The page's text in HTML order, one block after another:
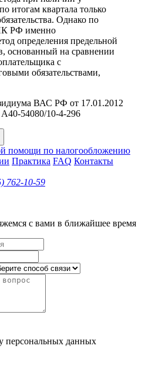
итогам квартала только
Однако по
РФ именно
определения предельной
основанный на сравнении
с
обязательствами,
ВАС РФ от 17.01.2012
54080/10-4-296
помощи по налогообложению
Практика FAQ Контакты
762-10-59
с вами в ближайшее время
персональных данных